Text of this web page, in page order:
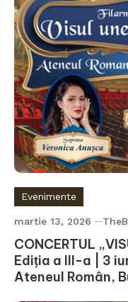
Evenimente
martie 13, 2026
CONCERTUL
Ediția a III-a | 3
Ateneul Român,